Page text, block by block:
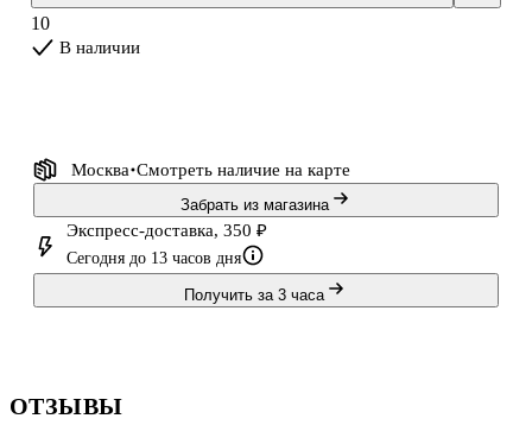
10
В наличии
Москва Смотреть наличие на карте
Забрать из магазина
Экспресс-доставка, 350 ₽
Сегодня до 13 часов дня
Получить за 3 часа
ОТЗЫВЫ